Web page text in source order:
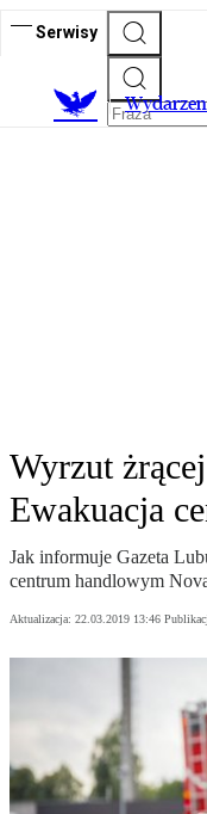
Serwisy
Wyrzut
Ewakuacja
Jak informuje Gazeta
centrum handlowym
Aktualizacja: 22.03.2019 13:46